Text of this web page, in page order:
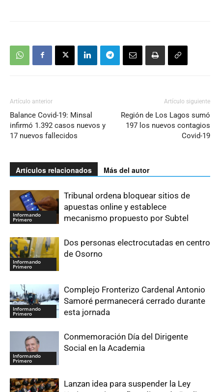
Artículo anterior
Balance Covid-19: Minsal
infirmó 1.392 casos nuevos y
17 nuevos fallecidos
Artículo siguiente
Región de Los Lagos sumó
197 los nuevos contagios
Covid-19
Artículos relacionados Más del autor
Informando
Primero
Tribunal ordena bloquear sitios de
apuestas online y establece
mecanismo propuesto por Subtel
Informando
Primero
Dos personas electrocutadas en centro
de Osorno
Informando
Primero
Complejo Fronterizo Cardenal Antonio
Samoré permanecerá cerrado durante
esta jornada
Informando
Primero
Conmemoración Día del Dirigente
Social en la Academia
Lanzan idea para suspender la Ley